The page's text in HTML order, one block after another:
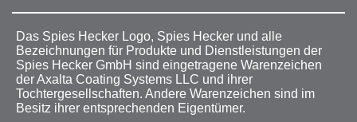
Das Spies Hecker Logo, Spies Hecker und alle
Bezeichnungen für Produkte und Dienstleistungen der
Spies Hecker GmbH sind eingetragene Warenzeichen
der Axalta Coating Systems LLC und ihrer
Tochtergesellschaften. Andere Warenzeichen sind im
Besitz ihrer entsprechenden Eigentümer.